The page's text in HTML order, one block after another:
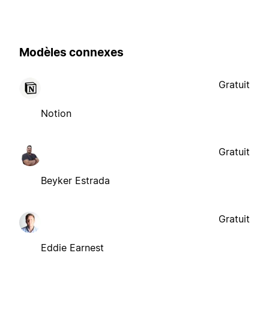
Modèles connexes
Notion
Gratuit
Beyker Estrada
Gratuit
Eddie Earnest
Gratuit